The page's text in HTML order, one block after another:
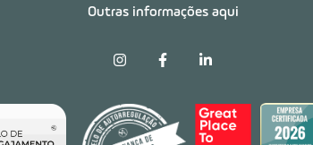
Outras informações aqui